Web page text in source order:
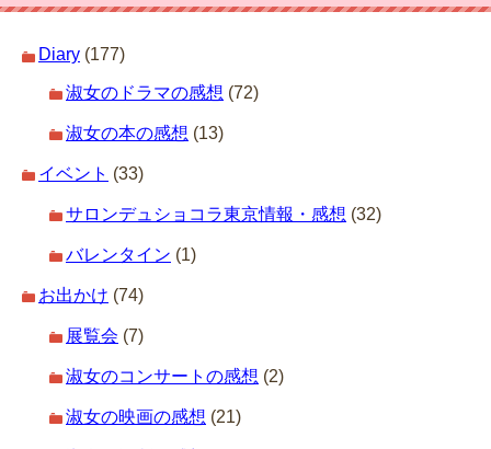
Diary (177)
淑女のドラマの感想 (72)
淑女の本の感想 (13)
イベント (33)
サロンデュショコラ東京情報・感想 (32)
バレンタイン (1)
お出かけ (74)
展覧会 (7)
淑女のコンサートの感想 (2)
淑女の映画の感想 (21)